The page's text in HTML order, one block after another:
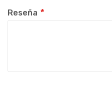
Reseña